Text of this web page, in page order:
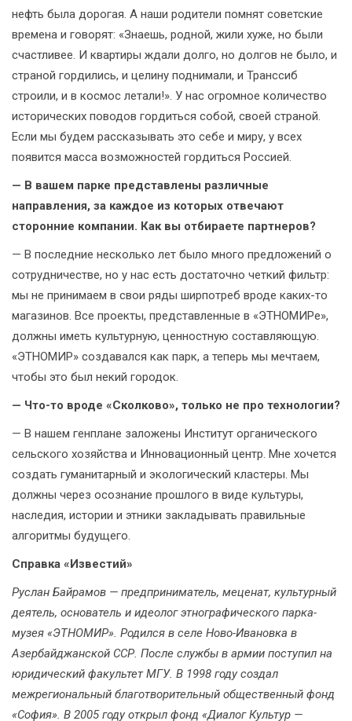
нефть была дорогая. А наши родители помнят советские
времена и говорят: «Знаешь, родной, жили хуже, но были
счастливее. И квартиры ждали долго, но долгов не было, и
страной гордились, и целину поднимали, и Транссиб
строили, и в космос летали!». У нас огромное количество
исторических поводов гордиться собой, своей страной.
Если мы будем рассказывать это себе и миру, у всех
появится масса возможностей гордиться Россией.
— В вашем парке представлены различные
направления, за каждое из которых отвечают
сторонние компании. Как вы отбираете партнеров?
— В последние несколько лет было много предложений о
сотрудничестве, но у нас есть достаточно четкий фильтр:
мы не принимаем в свои ряды ширпотреб вроде каких-то
магазинов. Все проекты, представленные в «ЭТНОМИРе»,
должны иметь культурную, ценностную составляющую.
«ЭТНОМИР» создавался как парк, а теперь мы мечтаем,
чтобы это был некий городок.
— Что-то вроде «Сколково», только не про технологии?
— В нашем генплане заложены Институт органического
сельского хозяйства и Инновационный центр. Мне хочется
создать гуманитарный и экологический кластеры. Мы
должны через осознание прошлого в виде культуры,
наследия, истории и этники закладывать правильные
алгоритмы будущего.
Справка «Известий»
Руслан Байрамов — предприниматель, меценат, культурный
деятель, основатель и идеолог этнографического парка-
музея «ЭТНОМИР». Родился в селе Ново-Ивановка в
Азербайджанской ССР. После службы в армии поступил на
юридический факультет МГУ. В 1998 году создал
межрегиональный благотворительный общественный фонд
«София». В 2005 году открыл фонд «Диалог Культур —